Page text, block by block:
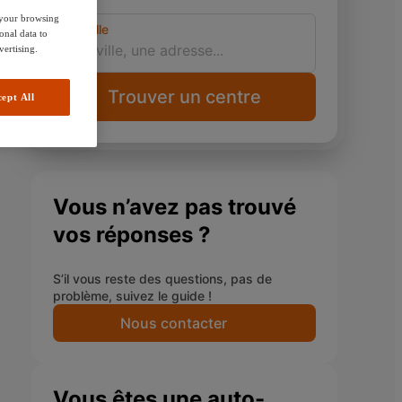
Ma ville
Trouver un centre
Vous n’avez pas trouvé
vos réponses ?
S’il vous reste des questions, pas de
problème, suivez le guide !
Nous contacter
browsing
data to
All